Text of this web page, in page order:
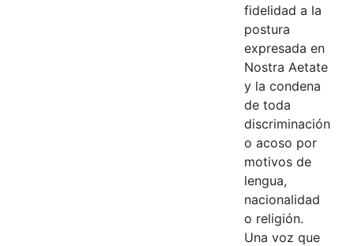
fidelidad a la
postura
expresada en
Nostra Aetate
y la condena
de toda
discriminación
o acoso por
motivos de
lengua,
nacionalidad
o religión.
Una voz que